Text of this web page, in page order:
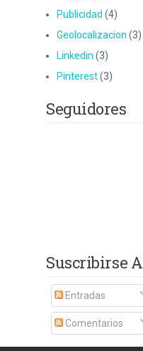
Publicidad (4)
Geolocalizacion (3)
Linkedin (3)
Pinterest(3)
Seguidores
Suscribirse A
Entradas
Comentarios